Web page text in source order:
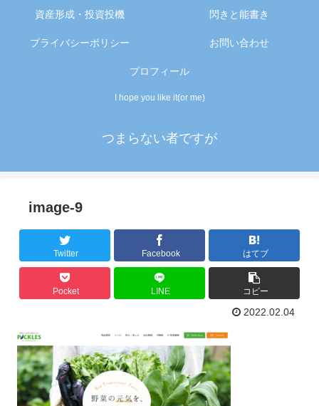
I hope you like it(or me)
つまらない者ですが
資産形成・投資投機 閃きと能書き
プライバシーポリシー お問い合わせ
プロフィール
image-9
Twitter Facebook はてブ
Pocket LINE コピー
2022.02.04